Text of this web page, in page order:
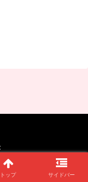
トップ サイドバー